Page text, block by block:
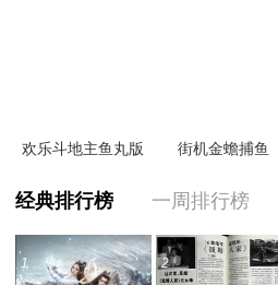
欢乐斗地主鱼丸版 街机金蟾捕鱼
经典排行榜 一周排行榜
1 2